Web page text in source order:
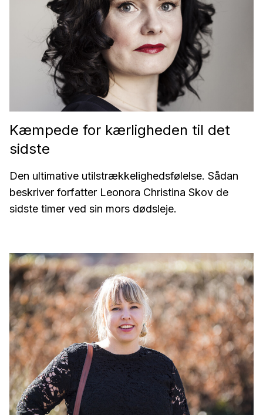
Kæmpede for kærligheden til det
sidste
Den ultimative utilstrækkelighedsfølelse. Sådan
beskriver forfatter Leonora Christina Skov de
sidste timer ved sin mors dødsleje.